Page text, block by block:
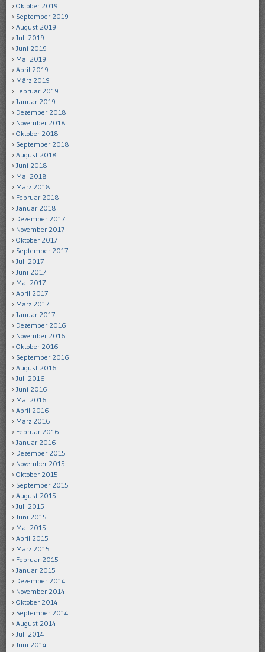
Oktober 2019
September 2019
August 2019
Juli 2019
Juni 2019
Mai 2019
April 2019
März 2019
Februar 2019
Januar 2019
Dezember 2018
November 2018
Oktober 2018
September 2018
August 2018
Juni 2018
Mai 2018
März 2018
Februar 2018
Januar 2018
Dezember 2017
November 2017
Oktober 2017
September 2017
Juli 2017
Juni 2017
Mai 2017
April 2017
März 2017
Januar 2017
Dezember 2016
November 2016
Oktober 2016
September 2016
August 2016
Juli 2016
Juni 2016
Mai 2016
April 2016
März 2016
Februar 2016
Januar 2016
Dezember 2015
November 2015
Oktober 2015
September 2015
August 2015
Juli 2015
Juni 2015
Mai 2015
April 2015
März 2015
Februar 2015
Januar 2015
Dezember 2014
November 2014
Oktober 2014
September 2014
August 2014
Juli 2014
Juni 2014